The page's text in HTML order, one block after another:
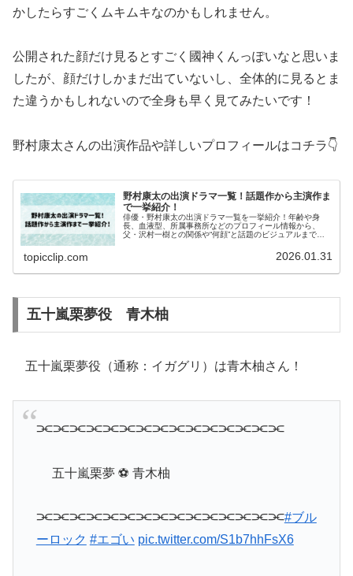
かしたらすごくムキムキなのかもしれません。
公開された顔だけ見るとすごく國神くんっぽいなと思いま
したが、顔だけしかまだ出ていないし、全体的に見るとま
た違うかもしれないので全身も早く見てみたいです！
野村康太さんの出演作品や詳しいプロフィールはコチラ👇
野村康太の出演ドラマ一覧！話題作から主演作ま
で一挙紹介！
俳優・野村康太の出演ドラマ一覧を一挙紹介！年齢や身
長、血液型、所属事務所などのプロフィール情報から、
父・沢村一樹との関係や“何顔”と話題のビジュアルまで、
topicclip.com 2026.01.31
五十嵐栗夢役 青木柚
五十嵐栗夢役（通称：イガグリ）は青木柚さん！
⫘⫘⫘⫘⫘⫘⫘⫘⫘⫘⫘⫘⫘⫘⫘
五十嵐栗夢 ⚽ 青木柚
⫘⫘⫘⫘⫘⫘⫘⫘⫘⫘⫘⫘⫘⫘⫘#ブル
ーロック #エゴい pic.twitter.com/S1b7hhFsX6